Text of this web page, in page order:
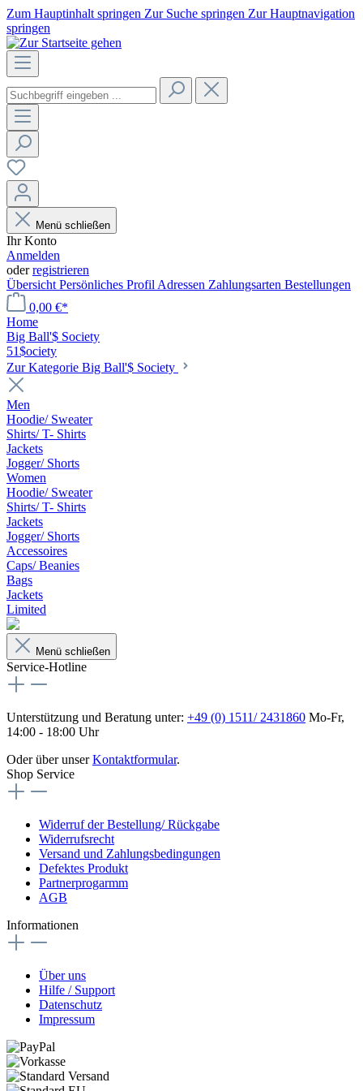
Zum Hauptinhalt springen Zur Suche springen Zur Hauptnavigation
springen
Menü schließen
Ihr Konto
Anmelden
oderregistrieren
Übersicht Persönliches Profil Adressen Zahlungsarten Bestellungen
0,00 €*
Home
Big Ball'$ Society
51$ociety
Zur Kategorie Big Ball'$ Society
Men
Hoodie/ Sweater
Shirts/ T- Shirts
Jackets
Jogger/ Shorts
Women
Hoodie/ Sweater
Shirts/ T- Shirts
Jackets
Jogger/ Shorts
Accessoires
Caps/ Beanies
Bags
Jackets
Limited
Menü schließen
Service-Hotline
Unterstützung und Beratung unter: +49 (0) 1511/ 2431860 Mo-Fr,
14:00 - 18:00 Uhr
Oder über unserKontaktformular.
Shop Service
Widerruf der Bestellung/ Rückgabe
Widerrufsrecht
Versand und Zahlungsbedingungen
Defektes Produkt
Partnerprogarmm
AGB
Informationen
Über uns
Hilfe / Support
Datenschutz
Impressum